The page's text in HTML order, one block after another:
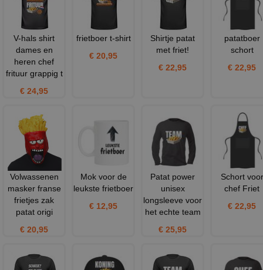
V-hals shirt
dames en
heren chef
frituur grappig t
€ 24,95
frietboer t-shirt
€ 20,95
Shirtje patat
met friet!
€ 22,95
patatboer
schort
€ 22,95
Volwassenen
masker franse
frietjes zak
patat origi
€ 20,95
Mok voor de
leukste frietboer
€ 12,95
Patat power
unisex
longsleeve voor
het echte team
€ 25,95
Schort voor
chef Friet
€ 22,95